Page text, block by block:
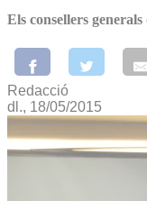
Els consellers
Redacció
dl., 18/05/2015